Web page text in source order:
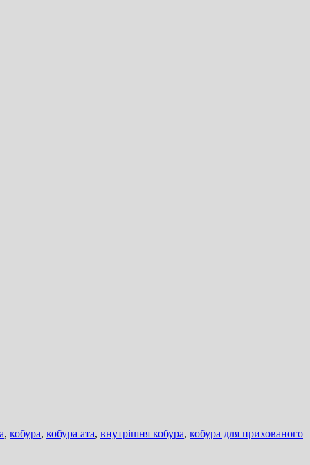
, кобура, кобура ата, внутрішня кобура, кобура для прихованого